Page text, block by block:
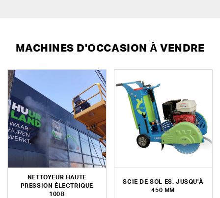
MACHINES D'OCCASION À VENDRE
NETTOYEUR HAUTE
PRESSION ÉLECTRIQUE
100B
SCIE DE SOL ES. JUSQU'À
450 MM